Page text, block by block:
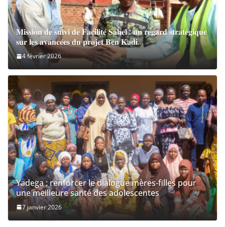
𝐌𝐢𝐬𝐬𝐢𝐨𝐧 𝐝𝐞 𝐬𝐮𝐢𝐯𝐢 𝐝𝐞 𝐅𝐚𝐜𝐢𝐥𝐢𝐭𝐞́ 𝐒𝐚𝐡𝐞𝐥 : 𝐮𝐧 𝐫𝐞𝐠𝐚𝐫𝐝 𝐬𝐭𝐫𝐚𝐭𝐞́𝐠𝐢𝐪𝐮𝐞
𝐬𝐮𝐫 𝐥𝐞𝐬 𝐚𝐯𝐚𝐧𝐜𝐞́𝐞𝐬 𝐝𝐮 𝐩𝐫𝐨𝐣𝐞𝐭 𝐁𝐞𝐧 𝐊𝐚𝐝𝐢.
4 février 2026
Yadega : renforcer le dialogue mères-filles pour
une meilleure santé des adolescentes
7 janvier 2026